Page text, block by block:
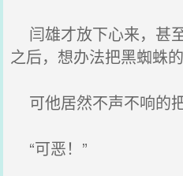
闫雄才放下心来，甚
之后，想办法把黑蜘蛛的
可他居然不声不响的
“可恶！”